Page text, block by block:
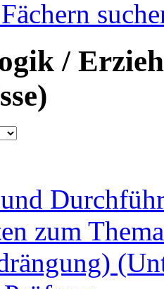
/
zum